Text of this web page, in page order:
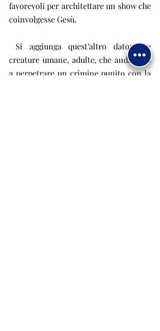
favorevoli per architettare un show che
coinvolgesse Gesù.
creature umane, adulte, che andassero
a perpetrare un crimine punito con la